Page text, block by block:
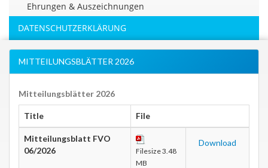
Ehrungen & Auszeichnungen
DATENSCHUTZERKLÄRUNG
MITTEILUNGSBLÄTTER 2026
Mitteilungsblätter 2026
Title File
Mitteilungsblatt FVO
06/2026
Filesize 3.48
MB
Download